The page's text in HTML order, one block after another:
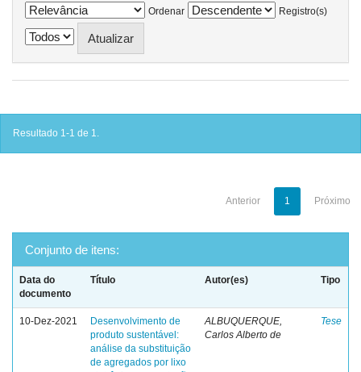
Ordenar
Registro(s)
Resultado 1-1 de 1.
Anterior 1 Próximo
Conjunto de itens:
Data do
documento
Título Autor(es) Tipo
10-Dez-2021
Desenvolvimento de
produto sustentável:
análise da substituição
de agregados por lixo
ALBUQUERQUE,
Carlos Alberto de
Tese